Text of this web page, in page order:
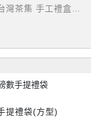
手工禮盒組
數手提禮袋
提禮袋(方型)